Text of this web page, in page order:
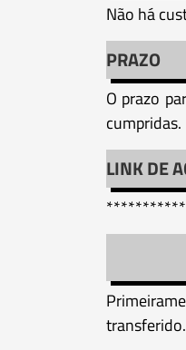
Não há
PRAZO
O prazo
cumpridas.
LINK DE
transferido.